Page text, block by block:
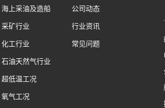
海上采油及造船
采矿行业
化工行业
石油天然气行业
超低温工况
氧气工况
公司动态
行业资讯
常见问题